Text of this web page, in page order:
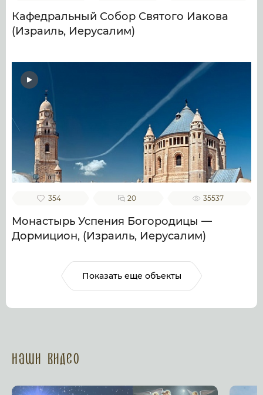
Кафедральный Собор Святого Иакова
(Израиль, Иерусалим)
354 20 35537
Монастырь Успения Богородицы —
Дормицион, (Израиль, Иерусалим)
Показать еще объекты
Наши Видео